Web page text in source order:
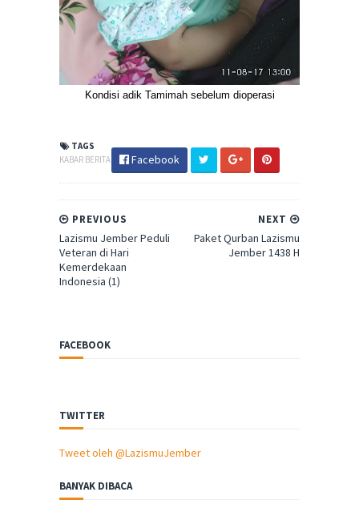
Kondisi adik Tamimah sebelum dioperasi
TAGS
KABAR BERITA
Facebook
NEXT
Paket Qurban Lazismu
Jember 1438 H
PREVIOUS
Lazismu Jember Peduli
Veteran di Hari
Kemerdekaan
Indonesia (1)
FACEBOOK
TWITTER
Tweet oleh @LazismuJember
BANYAK DIBACA